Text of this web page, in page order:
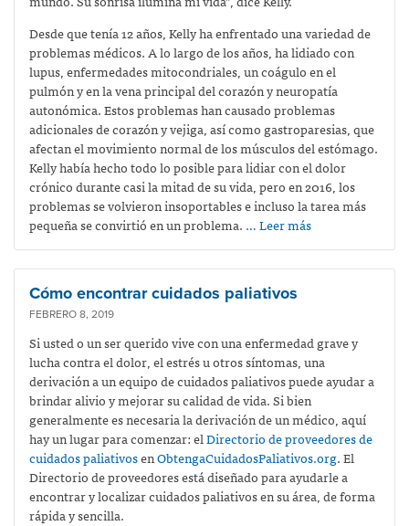
Desde que tenía 12 años, Kelly ha enfrentado una variedad de
problemas médicos. A lo largo de los años, ha lidiado con
lupus, enfermedades mitocondriales, un coágulo en el
pulmón y en la vena principal del corazón y neuropatía
autonómica. Estos problemas han causado problemas
adicionales de corazón y vejiga, así como gastroparesias, que
afectan el movimiento normal de los músculos del estómago.
Kelly había hecho todo lo posible para lidiar con el dolor
crónico durante casi la mitad de su vida, pero en 2016, los
problemas se volvieron insoportables e incluso la tarea más
pequeña se convirtió en un problema. … Leer más
Cómo encontrar cuidados paliativos
FEBRERO 8, 2019
Si usted o un ser querido vive con una enfermedad grave y
lucha contra el dolor, el estrés u otros síntomas, una
derivación a un equipo de cuidados paliativos puede ayudar a
brindar alivio y mejorar su calidad de vida. Si bien
generalmente es necesaria la derivación de un médico, aquí
hay un lugar para comenzar: elDirectorio de proveedores de
cuidados paliativosenObtengaCuidadosPaliativos.org. El
Directorio de proveedores está diseñado para ayudarle a
encontrar y localizar cuidados paliativos en su área, de forma
rápida y sencilla.